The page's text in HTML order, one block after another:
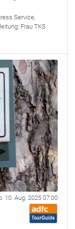
Service,
Frau TKS
10. Aug. 2025 07:00